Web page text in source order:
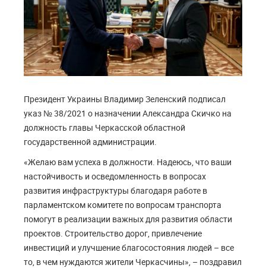
Президент Украины Владимир Зеленский подписал
указ № 38/2021 о назначении Александра Скичко на
должность главы Черкасской областной
государственной администрации.
«Желаю вам успеха в должности. Надеюсь, что ваши
настойчивость и осведомленность в вопросах
развития инфраструктуры благодаря работе в
парламентском комитете по вопросам транспорта
помогут в реализации важных для развития области
проектов. Строительство дорог, привлечение
инвестиций и улучшение благосостояния людей – все
то, в чем нуждаются жители Черкасчины», – поздравил